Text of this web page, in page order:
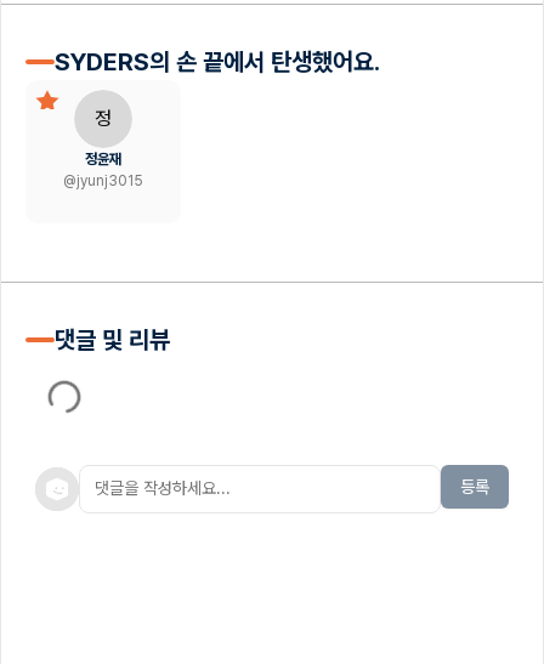
SYDERS의 손 끝에서 탄생했어요.
정
정윤재
@jyunj3015
댓글 및 리뷰
등록